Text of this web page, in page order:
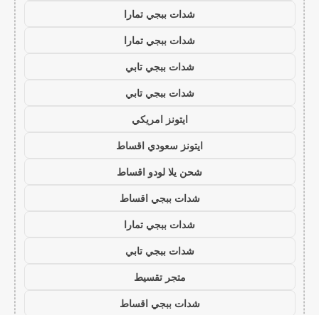
شدات ببجي تمارا
شدات ببجي تمارا
شدات ببجي تابي
شدات ببجي تابي
ايتونز امريكي
ايتونز سعودي اقساط
شحن يلا لودو اقساط
شدات ببجي اقساط
شدات ببجي تمارا
شدات ببجي تابي
متجر تقسيط
شدات ببجي اقساط